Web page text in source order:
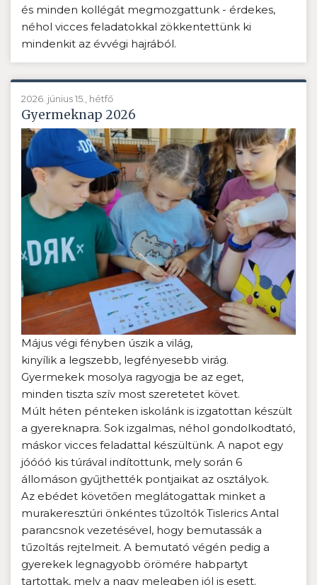
és minden kollégát megmozgattunk - érdekes,
néhol vicces feladatokkal zökkentettünk ki
mindenkit az évvégi hajrából.
2026. június 15., hétfő
Gyermeknap 2026
Május végi fényben úszik a világ,
kinyílik a legszebb, legfényesebb virág.
Gyermekek mosolya ragyogja be az eget,
minden tiszta szív most szeretetet követ.
Múlt héten pénteken iskolánk is izgatottan készült
a gyereknapra. Sok izgalmas, néhol gondolkodtató,
máskor vicces feladattal készültünk. A napot egy
jóóóó kis túrával indítottunk, mely során 6
állomáson gyűjthették pontjaikat az osztályok.
Az ebédet követően meglátogattak minket a
murakeresztúri önkéntes tűzoltók Tislerics Antal
parancsnok vezetésével, hogy bemutassák a
tűzoltás rejtelmeit. A bemutató végén pedig a
gyerekek legnagyobb örömére habpartyt
tartottak, mely a nagy melegben jól is esett.